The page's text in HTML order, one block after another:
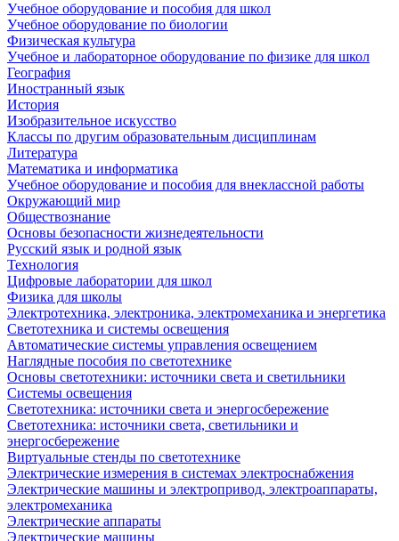
Учебное оборудование и пособия для школ
Учебное оборудование по биологии
Физическая культура
Учебное и лабораторное оборудование по физике для школ
География
Иностранный язык
История
Изобразительное искусство
Классы по другим образовательным дисциплинам
Литература
Математика и информатика
Учебное оборудование и пособия для внеклассной работы
Окружающий мир
Обществознание
Основы безопасности жизнедеятельности
Русский язык и родной язык
Технология
Цифровые лаборатории для школ
Физика для школы
Электротехника, электроника, электромеханика и энергетика
Светотехника и системы освещения
Автоматические системы управления освещением
Наглядные пособия по светотехнике
Основы светотехники: источники света и светильники
Системы освещения
Светотехника: источники света и энергосбережение
Светотехника: источники света, светильники и
энергосбережение
Виртуальные стенды по светотехнике
Электрические измерения в системах электроснабжения
Электрические машины и электропривод, электроаппараты,
электромеханика
Электрические аппараты
Электрические машины